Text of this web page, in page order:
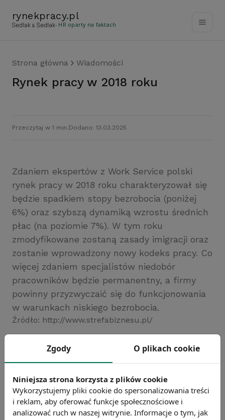
rynekpracy.pl
- HR oparty na faktach
Strona główna Wiadomości
Rynek pracy w 2018 roku
Przeczytaj w 1 min. Dodano: 13.03.2025
Zdaniem ekspertów z Work Service polski
rynek pracy w 2018 roku charakteryzował się
będzie spadkiem stopy bezrobocia (poniżej
6%) oraz szybszą dynamiką wzrostu średnich
płac (na poziomie 7%). W tym roku
zmodyfikowane zostaną zasady imigracji oraz
zostanie wprowadzony nowy kodeks pracy. Co
więcej zdaniem specjalistów niedobór
pracowników będzie permanentny, a firmy
powinny przyzwyczaić się do funkcjonowania
w warunkach niskiego bezrobocia.
Źródło: http://www.strefabiznesu.pl/
Zobacz więcej wiadomości
Zgody O plikach cookie
Niniejsza strona korzysta z plików cookie
Wykorzystujemy pliki cookie do spersonalizowania treści
i reklam, aby oferować funkcje społecznościowe i
analizować ruch w naszej witrynie. Informacje o tym, jak